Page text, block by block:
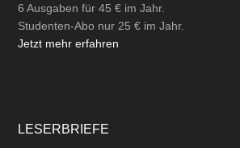
6 Ausgaben für 45 € im Jahr.
Studenten-Abo nur 25 € im Jahr.
Jetzt mehr erfahren
LESERBRIEFE